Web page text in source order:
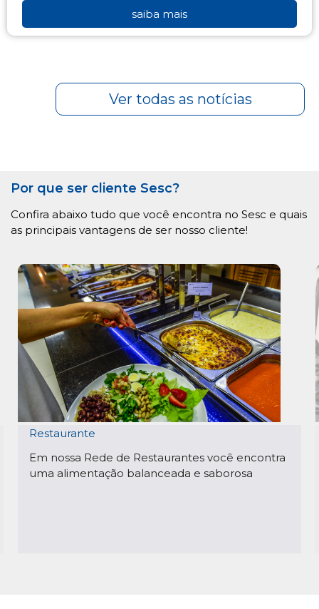
saiba mais
Ver todas as notícias
Por que ser cliente Sesc?
Confira abaixo tudo que você encontra no Sesc e quais
as principais vantagens de ser nosso cliente!
Restaurante
Em nossa Rede de Restaurantes você encontra
uma alimentação balanceada e saborosa